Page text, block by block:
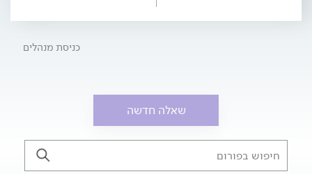
ופוגעות בתפקוד היומיומי. ניתן כיום להציע מגוון רחב של
אפשרויות טיפול בהפרעות אלה, החל מטיפול תרופתי, פיזיותרפיה
ויעילים בפיתרון בעיות של דליפת שתן במאמץ וצניחת דפנות
כניסת מנהלים
שאלה חדשה